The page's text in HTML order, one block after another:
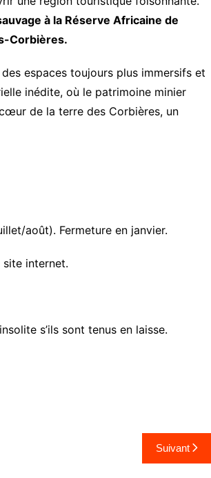
à la Réserve Africaine de
Corbières.
espaces toujours plus immersifs et
inédite, où le patrimoine minier
de la terre des Corbières, un
août). Fermeture en janvier.
internet.
s’ils sont tenus en laisse.
Suivant